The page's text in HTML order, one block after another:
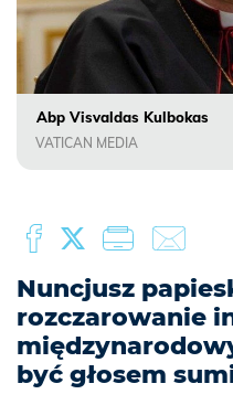
Abp Visvaldas Kulbokas
VATICAN MEDIA
Nuncjusz
rozczarowanie
być głosem